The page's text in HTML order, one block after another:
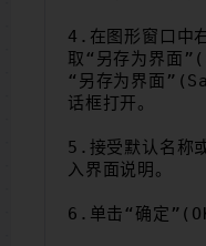
4.在图形窗口中
取“另存为界
“另存为界面
话框打开。
5.接受默认名称
入界面说明。
6.单击“确定